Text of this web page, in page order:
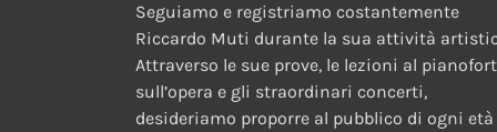
Seguiamo e registriamo costantemente
Riccardo Muti durante la sua attività
Attraverso le sue prove, le lezioni al
sull’opera e gli straordinari concerti,
desideriamo proporre al pubblico di ogni età